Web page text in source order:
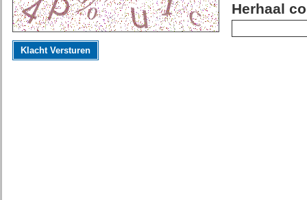
Herhaal
Klacht Versturen